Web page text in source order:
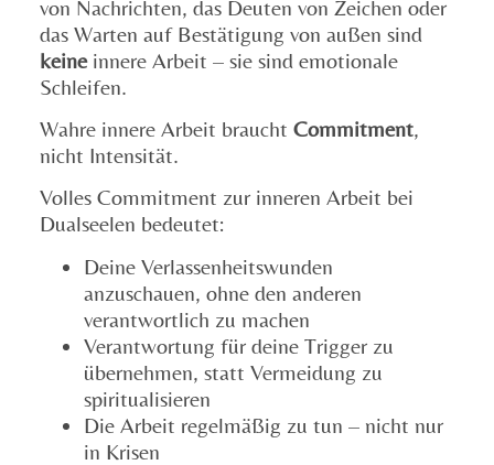
von Nachrichten, das Deuten von Zeichen oder
das Warten auf Bestätigung von außen sind
keineinnere Arbeit – sie sind emotionale
Schleifen.
Wahre innere Arbeit braucht Commitment,
nicht Intensität.
Volles Commitment zur inneren Arbeit bei
Dualseelen bedeutet:
Deine Verlassenheitswunden
anzuschauen, ohne den anderen
verantwortlich zu machen
Verantwortung für deine Trigger zu
übernehmen, statt Vermeidung zu
spiritualisieren
Die Arbeit regelmäßig zu tun – nicht nur
in Krisen